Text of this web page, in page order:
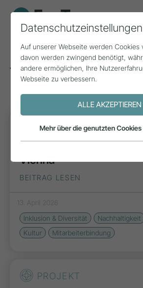
Tags zum Thema:
INSPIRATION
Inklusion im Hotel The
Vienna
BEITRAG LESEN
13. April 2026
Inklusion & Diversität
Nachhaltigkeit
Kultur
Mitarbeiterbindung
PROJEKT
Datenschutzeinstellungen
Auf unserer Webseite werden Cookies
davon werden zwingend benötigt,
andere ermöglichen, Ihre
Webseite zu verbessern.
ALLE AKZEPTIEREN
Mehr über die genutzten